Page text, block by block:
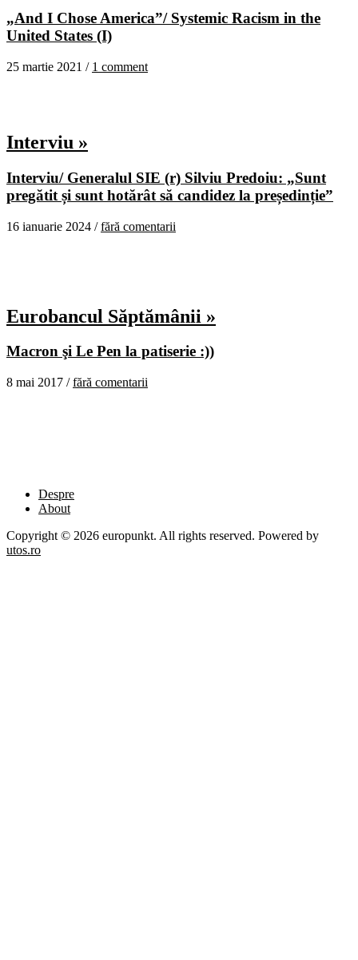
„And I Chose America”/ Systemic Racism in the
United States (I)
25 martie 2021 / 1 comment
Interviu »
Interviu/ Generalul SIE (r) Silviu Predoiu: „Sunt
pregătit și sunt hotărât să candidez la președinție”
16 ianuarie 2024 /fără comentarii
Eurobancul Săptămânii »
Macron şi Le Pen la patiserie :))
8 mai 2017 /fără comentarii
Despre
About
Copyright © 2026 europunkt. All rights reserved. Powered by
utos.ro